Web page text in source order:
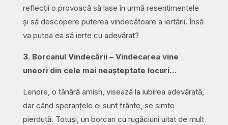
reflecții o provoacă să lase în urmă resentimentele
și să descopere puterea vindecătoare a iertării. Însă
va putea ea să ierte cu adevărat?
3. Borcanul Vindecării – Vindecarea vine
uneori din cele mai neașteptate locuri…
Lenore, o tânără amish, visează la iubirea adevărată,
dar când speranțele ei sunt frânte, se simte
pierdută. Totuși, un borcan cu rugăciuni uitat de mult